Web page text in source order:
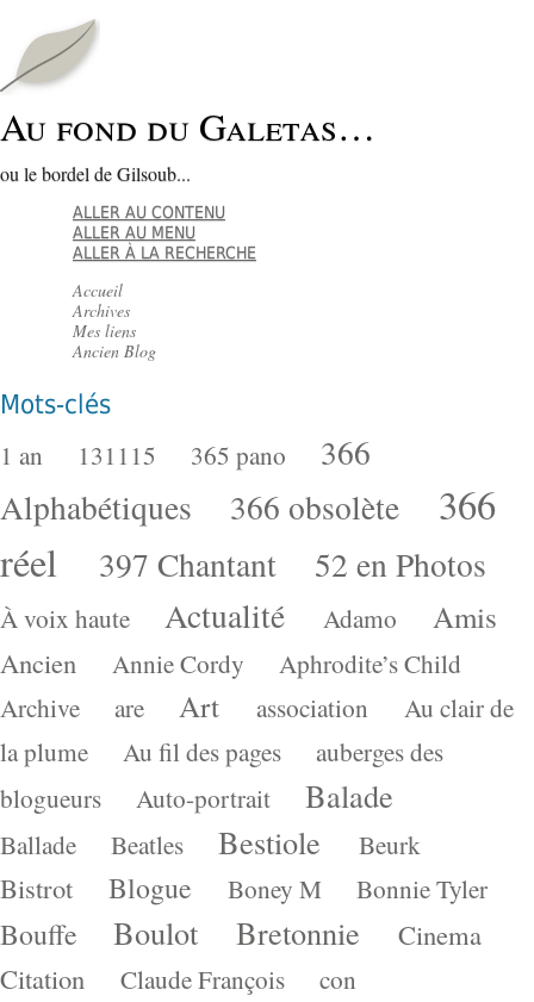
Au fond du Galetas…
ou le bordel de Gilsoub...
ALLER AU CONTENU
ALLER AU MENU
ALLER À LA RECHERCHE
Accueil
Archives
Mes liens
Ancien Blog
Mots-clés
1 an 131115 365 pano
366
Alphabétiques
366 obsolète
366
réel
397 Chantant 52 en Photos
À voix haute Actualité Adamo Amis
Ancien Annie Cordy
Aphrodite’s Child
Archive
are Art association
Au clair de
la plume
Au fil des pages
auberges des
blogueurs
Auto-portrait Balade
Ballade Beatles Bestiole Beurk
Bistrot Blogue Boney M Bonnie Tyler
Bouffe Boulot Bretonnie
Cinema
Citation
Claude François
con